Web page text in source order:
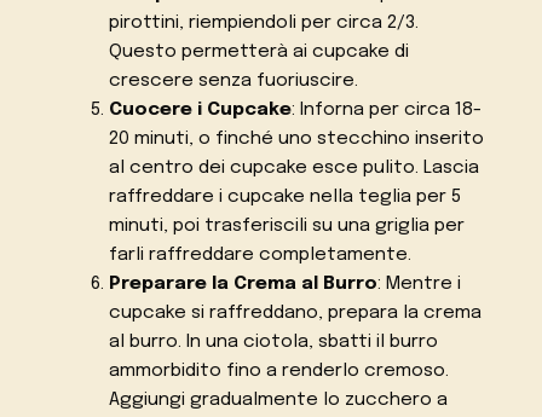
pirottini, riempiendoli per circa 2/3.
Questo permetterà ai cupcake di
crescere senza fuoriuscire.
Cuocere i Cupcake: Inforna per circa 18-
20 minuti, o finché uno stecchino inserito
al centro dei cupcake esce pulito. Lascia
raffreddare i cupcake nella teglia per 5
minuti, poi trasferiscili su una griglia per
farli raffreddare completamente.
Preparare la Crema al Burro: Mentre i
cupcake si raffreddano, prepara la crema
al burro. In una ciotola, sbatti il burro
ammorbidito fino a renderlo cremoso.
Aggiungi gradualmente lo zucchero a